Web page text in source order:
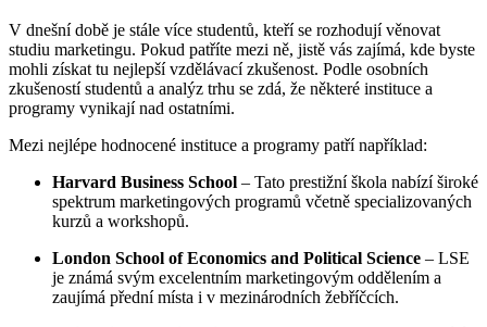
V dnešní době je stále více studentů, kteří se rozhodují věnovat
studiu marketingu. Pokud patříte mezi ně, jistě vás zajímá, kde byste
mohli získat tu nejlepší vzdělávací zkušenost. Podle osobních
zkušeností studentů a analýz trhu se zdá, že některé instituce a
programy vynikají nad ostatními.
Mezi nejlépe hodnocené instituce a programy patří například:
Harvard Business School – Tato prestižní škola nabízí široké
spektrum marketingových programů včetně specializovaných
kurzů a workshopů.
London School of Economics and Political Science – LSE
je známá svým excelentním marketingovým oddělením a
zaujímá přední místa i v mezinárodních žebříčcích.